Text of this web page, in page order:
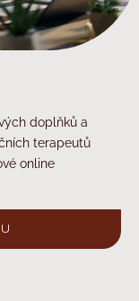
doplňků a
terapeutů
online